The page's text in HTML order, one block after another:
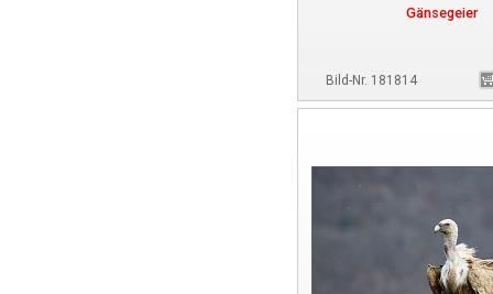
Gänsegeier
Bild-Nr. 181814